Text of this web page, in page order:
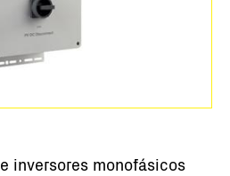
inversores monofásicos